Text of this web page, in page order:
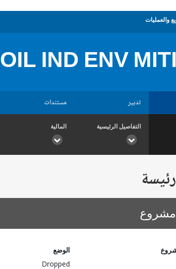
والعمليات
OIL IND ENV
تدبير مستندات
التفاصيل الرئيسية المالية
مشروع
الوضع
Dropped